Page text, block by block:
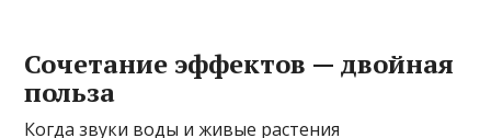
Сочетание эффектов — двойная
польза
Когда звуки воды и живые растения